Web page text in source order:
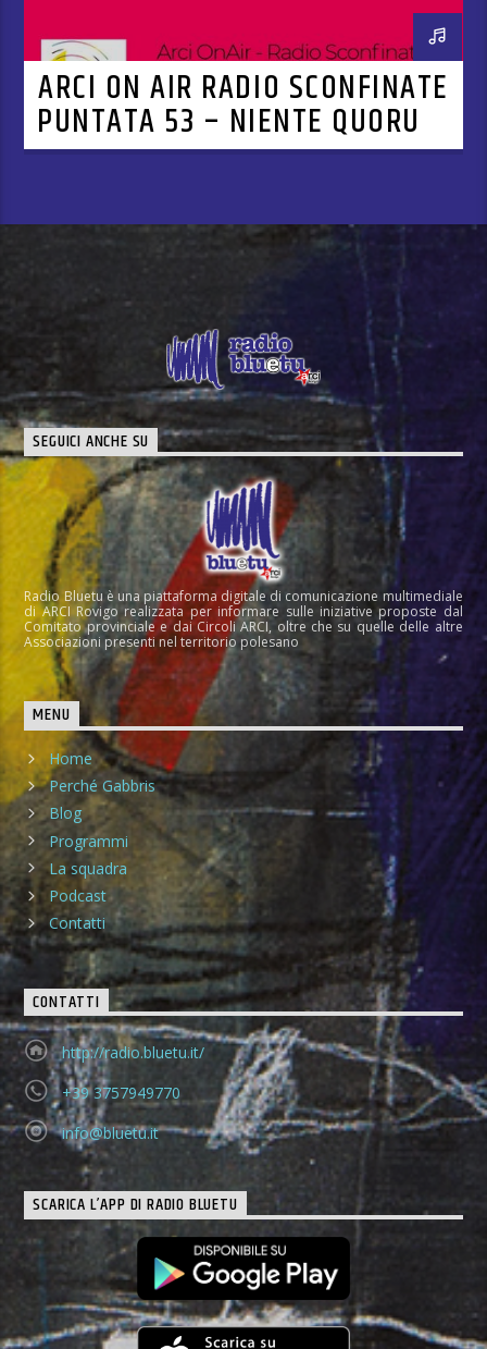
ARCI ON AIR RADIO SCONFINATE
PUNTATA 53 – NIENTE QUORUM,
MA C’È UN’ITALIA CHE RESISTE
SEGUICI ANCHE SU
Radio Bluetu è una piattaforma digitale di comunicazione multimediale
di ARCI Rovigo realizzata per informare sulle iniziative proposte dal
Comitato provinciale e dai Circoli ARCI, oltre che su quelle delle altre
Associazioni presenti nel territorio polesano
MENU
Home
Perché Gabbris
Blog
Programmi
La squadra
Podcast
Contatti
CONTATTI
http://radio.bluetu.it/
+39 3757949770
info@bluetu.it
SCARICA L’APP DI RADIO BLUETU